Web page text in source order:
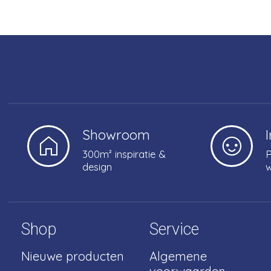
Showroom
300m² inspiratie &
design
Shop
Nieuwe producten
Service
Algemene